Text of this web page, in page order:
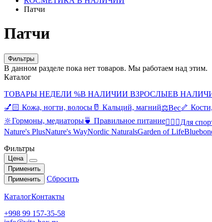
Патчи
Патчи
Фильтры
В данном разделе пока нет товаров. Мы работаем над этим.
Каталог
ТОВАРЫ НЕДЕЛИ %В НАЛИЧИИ ВЗРОСЛЫЕВ
💅🏻 Кожа, ногти, волосы 🥛 Кальций, магний⚖️Вес🦴
🔆Гормоны, медиаторы🍵 Правильное питание🤸🏻‍♀️Для
Nature's PlusNature's WayNordic NaturalsGarden of Life
Фильтры
Цена
Применить
Применить
Сбросить
КаталогКонтакты
+998 99 157-35-58